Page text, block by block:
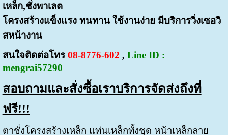
เหล็ก,ชั่งพาเลต
โครงสร้างแข็งแรง ทนทาน ใช้งานง่าย มีบริการวิ่งเซอวิ
สหน้างาน
สนใจติดต่อโทร 08-8776-602 , Line ID :
mengrai57290
สอบถามและสั่งซื้อเราบริการจัดส่งถึงที่
ฟรี!!!
ตาชั่งโครงสร้างเหล็ก แท่นเหล็กทั้งชุด หน้าเหล็กลาย